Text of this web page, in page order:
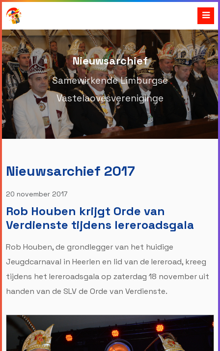
Nieuwsarchief
Samewirkende Limburgse
Vastelaovesvereniginge
Nieuwsarchief 2017
20 november 2017
Rob Houben krijgt Orde van
Verdienste tijdens Iereroadsgala
Rob Houben, de grondlegger van het huidige
Jeugdcarnaval in Heerlen en lid van de Iereroad, kreeg
tijdens het Iereroadsgala op zaterdag 18 november uit
handen van de SLV de Orde van Verdienste.